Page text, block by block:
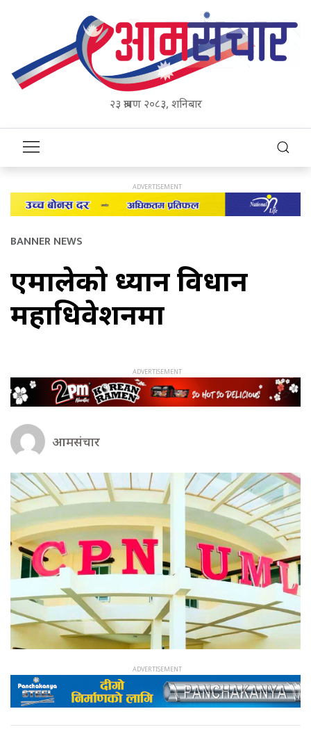
२३ श्रावण २०८३, शनिबार
BANNER NEWS
एमालेको ध्यान विधान
महाधिवेशनमा
आमसंचार